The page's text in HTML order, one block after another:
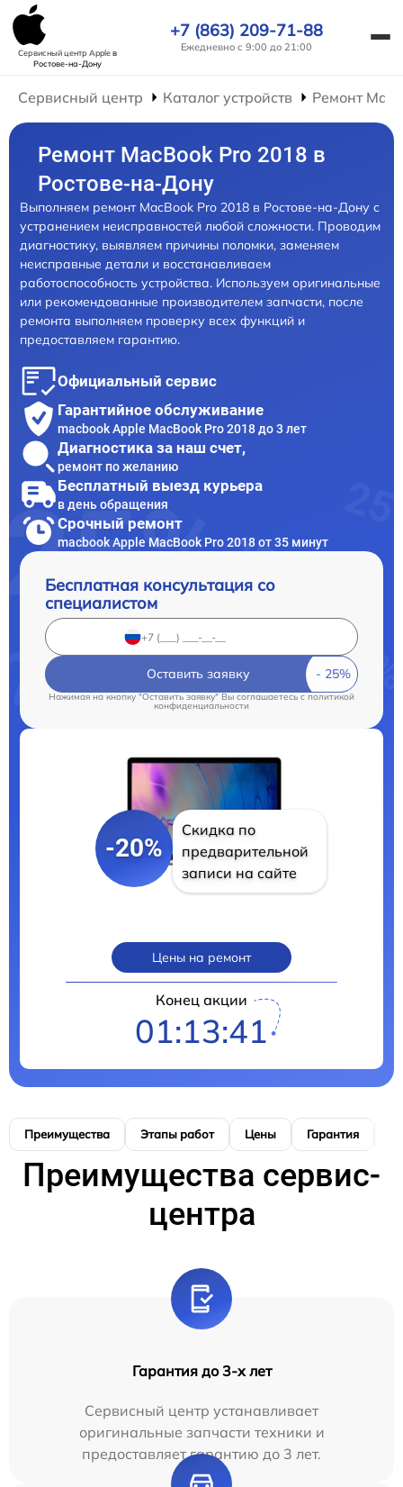
Сервисный центр Appleв
Ростове-на-Дону
+7 (863) 209-71-88
Ежедневно с 9:00 до 21:00
Сервисный центр Каталог устройств Ремонт
Ремонт MacBook Pro 2018 в
Ростове-на-Дону
Выполняем ремонт MacBook Pro 2018 в Ростове-на-Дону с
устранением неисправностей любой сложности. Проводим
диагностику, выявляем причины поломки, заменяем
неисправные детали и восстанавливаем
работоспособность устройства. Используем оригинальные
или рекомендованные производителем запчасти, после
ремонта выполняем проверку всех функций и
предоставляем гарантию.
Официальный сервис
Гарантийное обслуживание
macbook Apple MacBook Pro 2018 до 3 лет
Диагностика за наш счет,
ремонт по желанию
Бесплатный выезд курьера
в день обращения
Срочный ремонт
macbook Apple MacBook Pro 2018 от 35 минут
Бесплатная консультация со
специалистом
Оставить заявку
Нажимая на кнопку "Оставить заявку" Вы соглашаетесь cполитикой
конфиденциальности
-20%
Скидка по
предварительной
записи на сайте
Цены на ремонт
Конец акции
01:13:40
Преимущества Этапы работ Цены Гарантия
Преимущества сервис-
центра
Гарантия до 3-х лет
Сервисный центр устанавливает
оригинальные запчасти техники и
предоставляет гарантию до 3 лет.